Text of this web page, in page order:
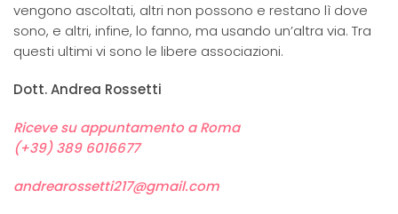
vengono ascoltati, altri non possono e restano lì dove
sono, e altri, infine, lo fanno, ma usando un’altra via. Tra
questi ultimi vi sono le libere associazioni.
Dott. Andrea Rossetti
Riceve su appuntamento a Roma
(+39) 389 6016677
andrearossetti217@gmail.com